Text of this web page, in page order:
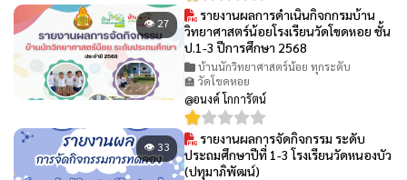
👁 27
รายงานผลการดำเนินกิจกกรมบ้าน
วิทยาศาสตร์น้อยโรงเรียนวัดโขดหอย ชั้น
ป.1-3 ปีการศึกษา 2568
บ้านนักวิทยาศาสตร์น้อย ทุกระดับ
🏫 วัดโขดหอย
@อนงค์ โกการัตน์
👁 33
รายงานผลการจัดกิจกรรม ระดับ
ประถมศึกษาปีที่ 1-3 โรงเรียนวัดหนองบัว
(ปทุมาภิพัฒน์)